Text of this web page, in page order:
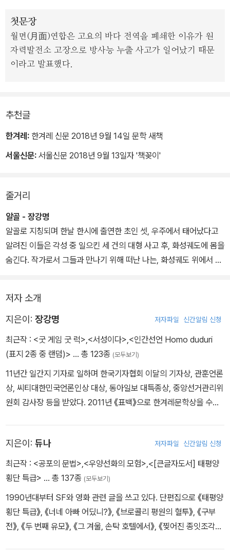
첫문장
월면(月面)연합은 고요의 바다 전역을 폐쇄한 이유가 원
자력발전소 고장으로 방사능 누출 사고가 일어났기 때문
이라고 발표했다.
추천글
한겨레: 한겨레 신문 2018년 9월 14일 문학 새책
서울신문: 서울신문 2018년 9월 13일자 '책꽂이'
줄거리
알골 - 장강명
알골로 지칭되며 한날 한시에 출연한 초인 셋, 우주에서 태어났다고
알려진 이들은 각성 중 일으킨 세 건의 대형 사고 후, 화성궤도에 몸을
숨긴다. 작가로서 그들과 만나기 위해 떠난 나는, 화성궤도 위에서 기
근방에 히어로가 너무 많사오니 - 임태운
평범한 공익근무요원이지만 위기시 강력한 힘을 자랑하는 마포구의
활약에도 불구하고 별점이 떨어지는 문제로 노심초사하고 있었다. 그
와중에 슈퍼히어로들이 능력을 삭제한다는 '리무버'라는 빌런에 대한
소문이 돌고, 박우람은 '리무버'의 실체를 찾아내려 단서를 수집하는
데...
현장에 순간 이동으로 도착한다. 케이블카 안에 갇힌 심혈관 환자를
구조하라는 임무지만, 순간이동의 제약 조건 때문에 구조 작업은 난
관에 봉착한다.
웨이큰 - 구병모
가상 테마파크 익스피리언스 파크에 체험학습을 온 초등학생들이 해
커가 만들어낸 가상의 테러범 공격으로 졸지에 인질이 되고만다. 이
들을 구출하기 위해 가상세계로 구조대가 투입되고, 이들은 데이터에
저자 소개
지은이: 장강명 저자파일 신간알림 신청
최근작 : <굿 게임 굿 럭> <서성이다> <인간선언 Homo duduri
(표지 2종 중 랜덤)> … 총 123종 (모두보기)
11년간 일간지 기자로 일하며 한국기자협회 이달의 기자상, 관훈언론
상, 씨티대한민국언론인상 대상, 동아일보 대특종상, 중앙선거관리위
원회 감사장 등을 받았다. 2011년 《표백》으로 한겨레문학상을 수상
서》 《댓글부대》, 산문집 《5년 만에 신혼여행》 《책, 이게 뭐라고》, 르
포 《먼저 온 미래》 《당선, 합격, 계급》 등이 있다. 수림문학상, 제주4·
3평화문학상, 젊은작가상, 오늘의작가상, 심훈문학대상, SF어워드
믐(www.gmeum.com)을 운영한다.
지은이: 듀나 저자파일 신간알림 신청
최근작 : <공포의 문법> <우양선화의 모험> <[큰글자도서] 태평양
횡단 특급> … 총 137종 (모두보기)
1990년대부터 SF와 영화 관련 글을 쓰고 있다. 단편집으로 《태평양
횡단 특급》, 《너네 아빠 어딨니?》, 《브로콜리 평원의 혈투》, 《구부
전》, 《두 번째 유모》, 《그 겨울, 손탁 호텔에서》, 《찢어진 종잇조각의